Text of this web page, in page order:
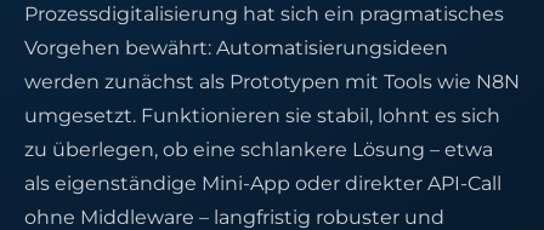
Prozessdigitalisierung hat sich ein pragmatisches
Vorgehen bewährt: Automatisierungsideen
werden zunächst als Prototypen mit Tools wie N8N
umgesetzt. Funktionieren sie stabil, lohnt es sich
zu überlegen, ob eine schlankere Lösung – etwa
als eigenständige Mini-App oder direkter API-Call
ohne Middleware – langfristig robuster und